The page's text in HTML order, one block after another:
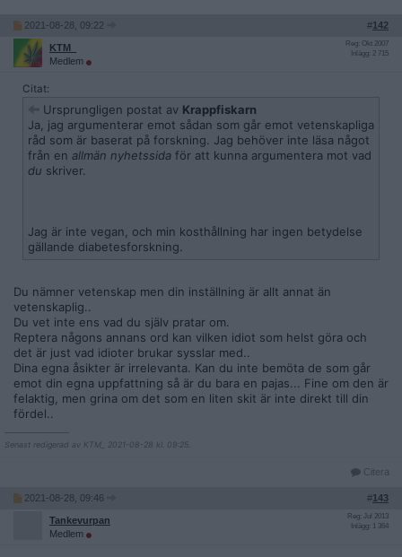
2021-08-28, 09:22 #142
KTM_
Medlem
Reg: Okt 2007
Inlägg: 2 715
Citat:
Ursprungligen postat av Krappfiskarn
Ja, jag argumenterar emot sådan som går emot vetenskapliga
råd som är baserat på forskning. Jag behöver inte läsa något
från en allmän nyhetssida för att kunna argumentera mot vad
du skriver.
Jag är inte vegan, och min kosthållning har ingen betydelse
gällande diabetesforskning.
Du nämner vetenskap men din inställning är allt annat än
vetenskaplig..
Du vet inte ens vad du själv pratar om.
Reptera någons annans ord kan vilken idiot som helst göra och
det är just vad idioter brukar sysslar med..
Dina egna åsikter är irrelevanta. Kan du inte bemöta de som går
emot din egna uppfattning så är du bara en pajas... Fine om den är
felaktig, men grina om det som en liten skit är inte direkt till din
fördel..
Senast redigerad av KTM_ 2021-08-28 kl. 09:25.
Citera
2021-08-28, 09:46 #143
Tankevurpan
Medlem
Reg: Jul 2013
Inlägg: 1 364